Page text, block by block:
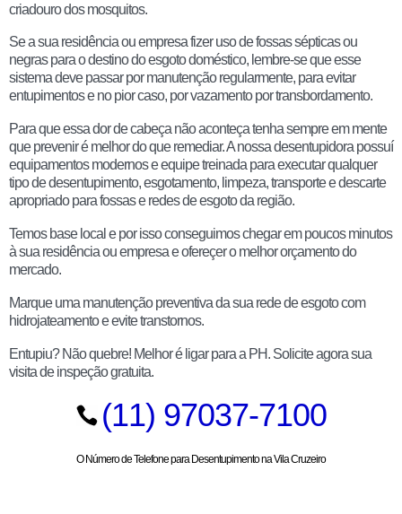
criadouro dos mosquitos.
Se a sua residência ou empresa fizer uso de fossas sépticas ou
negras para o destino do esgoto doméstico, lembre-se que esse
sistema deve passar por manutenção regularmente, para evitar
entupimentos e no pior caso, por vazamento por transbordamento.
Para que essa dor de cabeça não aconteça tenha sempre em mente
que prevenir é melhor do que remediar. A nossa desentupidora possuí
equipamentos modernos e equipe treinada para executar qualquer
tipo de desentupimento, esgotamento, limpeza, transporte e descarte
apropriado para fossas e redes de esgoto da região.
Temos base local e por isso conseguimos chegar em poucos minutos
à sua residência ou empresa e ofereçer o melhor orçamento do
mercado.
Marque uma manutenção preventiva da sua rede de esgoto com
hidrojateamento e evite transtornos.
Entupiu? Não quebre! Melhor é ligar para a PH. Solicite agora sua
visita de inspeção gratuita.
(11) 97037-7100
O Número de Telefone para Desentupimento na Vila Cruzeiro